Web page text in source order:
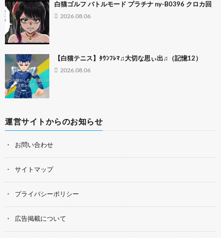
白猫ゴルフ バトルモード プラチナ ny-B0396 クロカ回
2026.08.06
【白猫テニス】ﾀｳﾝﾌﾚﾏ♫大切な思ぃ出♫（記憶12）
2026.08.06
運営サイトからのお知らせ
お問い合わせ
サイトマップ
プライバシーポリシー
広告掲載について